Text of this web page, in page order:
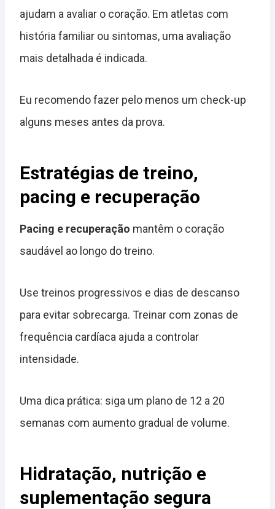
ajudam a avaliar o coração. Em atletas com
história familiar ou sintomas, uma avaliação
mais detalhada é indicada.
Eu recomendo fazer pelo menos um check-up
alguns meses antes da prova.
Estratégias de treino,
pacing e recuperação
Pacing e recuperação mantêm o coração
saudável ao longo do treino.
Use treinos progressivos e dias de descanso
para evitar sobrecarga. Treinar com zonas de
frequência cardíaca ajuda a controlar
intensidade.
Uma dica prática: siga um plano de 12 a 20
semanas com aumento gradual de volume.
Hidratação, nutrição e
suplementação segura